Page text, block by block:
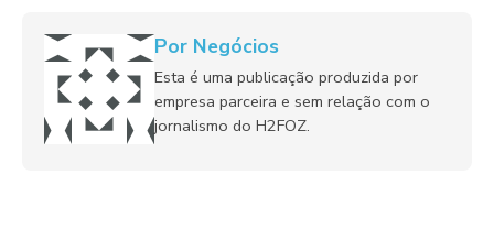
Por Negócios
Esta é uma publicação produzida por
empresa parceira e sem relação com o
jornalismo do H2FOZ.